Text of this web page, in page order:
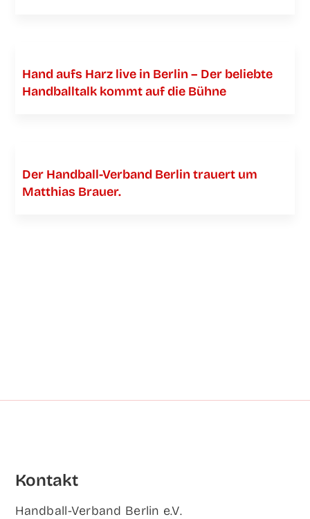
Hand aufs Harz live in Ber­lin – Der belieb­te
Hand­ball­talk kommt auf die Bühne
Der Han­­d­­­ball-Ver­­­­­band Ber­lin trau­ert um
Mat­thi­as Brauer.
Kon­takt
Hand­ball-Ver­band Ber­lin e.V.